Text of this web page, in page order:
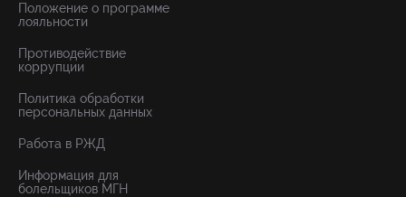
Положение о программе
лояльности
Противодействие
коррупции
Политика обработки
персональных данных
Работа в РЖД
Информация для
болельщиков МГН